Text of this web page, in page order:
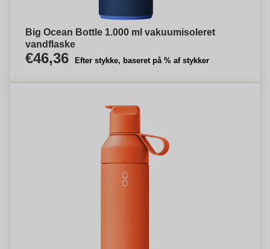
Big Ocean Bottle 1.000 ml vakuumisoleret
vandflaske
€46,36 Efter stykke, baseret på % af stykker